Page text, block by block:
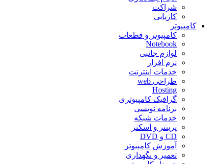
شراکت
کاریابی
کامپیوتر
کامپیوتر و قطعات
Notebook
لوازم جانبی
نرم افزار
خدمات اینترنت
طراحی web
Hosting
گرافیک کامپیوتری
برنامه نویسی
خدمات شبکه
پرینتر و اسکنر
CD و DVD
آموزش کامپیوتر
تعمیر و نگهداری